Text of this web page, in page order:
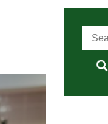
Search
for: